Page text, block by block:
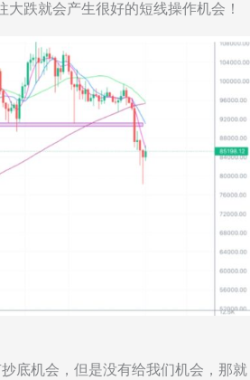
跌就会产生很好的短线操作机会！
底机会，但是没有给我们机会，那就